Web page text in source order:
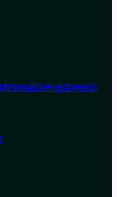
没有超采样/全采样的问